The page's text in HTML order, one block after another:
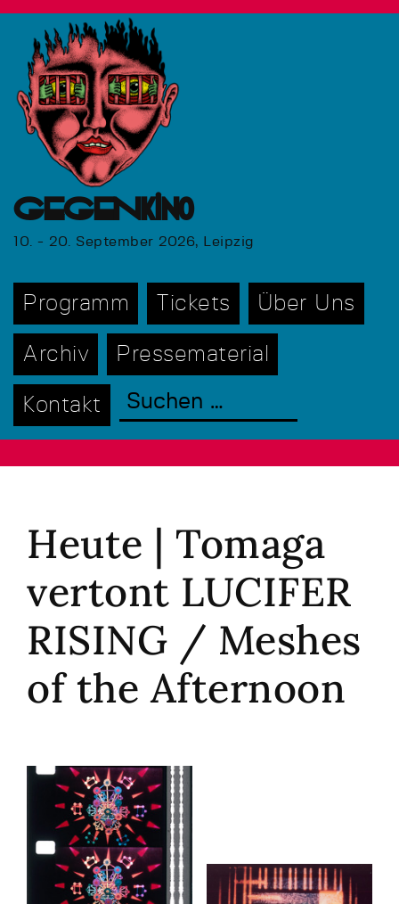
GEGENkino
10. - 20. September 2026, Leipzig
Programm Tickets Über Uns
Archiv Pressematerial
Kontakt
Heute | Tomaga
vertont LUCIFER
RISING / Meshes
of the Afternoon